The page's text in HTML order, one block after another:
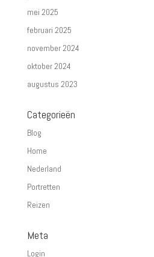
mei 2025
februari 2025
november 2024
oktober 2024
augustus 2023
Categorieën
Blog
Home
Nederland
Portretten
Reizen
Meta
Login